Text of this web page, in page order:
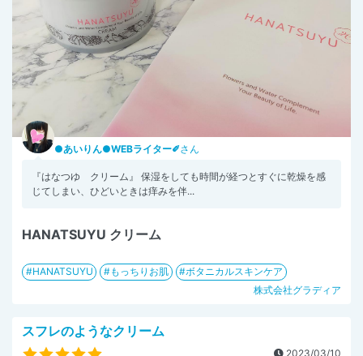
●あいりん●WEBライター✐さん
『はなつゆ クリーム』 保湿をしても時間が経つとすぐに乾燥を感
じてしまい、ひどいときは痒みを伴...
HANATSUYU クリーム
HANATSUYU もっちりお肌
ボタニカルスキンケア
株式会社グラディア
スフレのようなクリーム
2023/03/10